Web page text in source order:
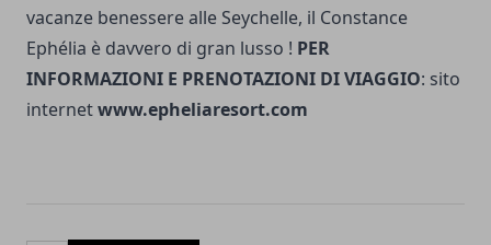
vacanze benessere alle Seychelle, il Constance
Ephélia è davvero di gran lusso ! PER
INFORMAZIONI E PRENOTAZIONI DI VIAGGIO: sito
internetwww.epheliaresort.com